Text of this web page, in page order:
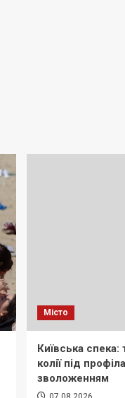
Місто
Київська спека:
колії під
зволоженням